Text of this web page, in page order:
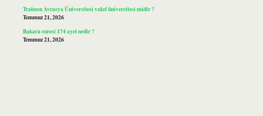
Trabzon Avrasya Üniversitesi vakıf üniversitesi midir ?
Temmuz 21, 2026
Bakara suresi 174 ayet nedir ?
Temmuz 21, 2026